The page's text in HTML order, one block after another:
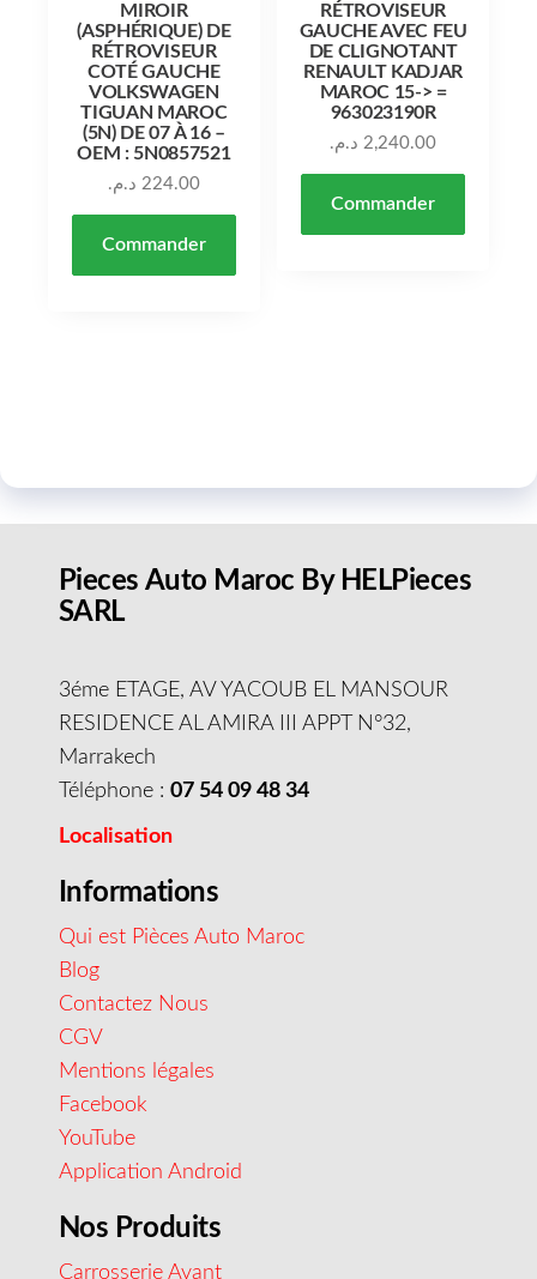
MIROIR
(ASPHÉRIQUE) DE
RÉTROVISEUR
COTÉ GAUCHE
VOLKSWAGEN
TIGUAN MAROC
(5N) DE 07 À 16 –
OEM : 5N0857521
224.00 د.م.
Commander
RÉTROVISEUR
GAUCHE AVEC FEU
DE CLIGNOTANT
RENAULT KADJAR
MAROC 15-> =
963023190R
2,240.00 د.م.
Commander
Pieces Auto Maroc By HELPieces
SARL
3éme ETAGE, AV YACOUB EL MANSOUR
RESIDENCE AL AMIRA III APPT N°32,
Marrakech
Téléphone : 07 54 09 48 34
Localisation
Informations
Qui est Pièces Auto Maroc
Blog
Contactez Nous
CGV
Mentions légales
Facebook
YouTube
Application Android
Nos Produits
Carrosserie Avant